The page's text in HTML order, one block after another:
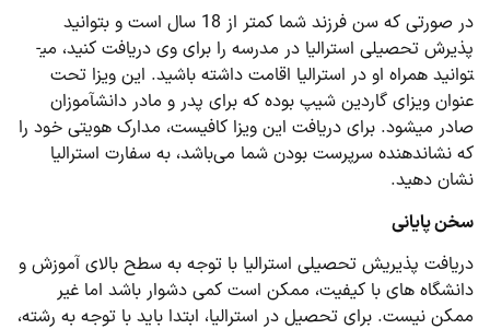
در صورتی که سن فرزند شما کمتر از 18 سال است و بتوانید
پذیرش تحصیلی استرالیا در مدرسه را برای وی دریافت کنید، می­
توانید همراه او در استرالیا اقامت داشته باشید. این ویزا تحت
عنوان ویزای گاردین شیپ بوده که برای پدر و مادر دانش­آموزان
صادر می­شود. برای دریافت این ویزا کافیست، مدارک هویتی خود را
که نشان­دهنده سرپرست بودن شما می‌باشد، به سفارت استرالیا
نشان دهید.
سخن پایانی
دریافت پذیریش تحصیلی استرالیا با توجه به سطح بالای آموزش و
دانشگاه­ های با کیفیت، ممکن است کمی دشوار باشد اما غیر
ممکن نیست. برای تحصیل در استرالیا، ابتدا باید با توجه به رشته،